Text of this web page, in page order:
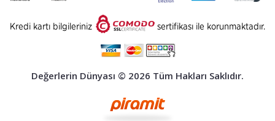
Değerlerin Dünyası © 2026 Tüm Hakları Saklıdır.